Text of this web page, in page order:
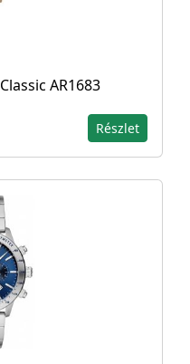
AR1683
Részlet